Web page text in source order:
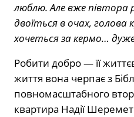
люблю. Але вже півтора
двоїться в очах,
хочеться за кермо…
Робити добро — її
життя вона черпає з
повномасштабного
квартира Надії